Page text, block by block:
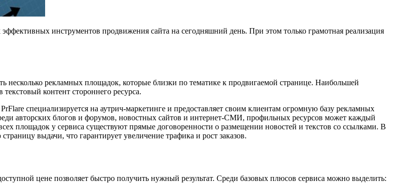
инструментов продвижения сайта на сегодняшний день. При этом только грамотная реализация
несколько рекламных площадок, которые близки по тематике к продвигаемой странице. Наибольшей
контент стороннего ресурса.
специализируется на аутрич-маркетинге и предоставляет своим клиентам огромную базу рекламных
авторских блогов и форумов, новостных сайтов и интернет-СМИ, профильных ресурсов может каждый
площадок у сервиса существуют прямые договоренности о размещении новостей и текстов со ссылками. В
выдачи, что гарантирует увеличение трафика и рост заказов.
цене позволяет быстро получить нужный результат. Среди базовых плюсов сервиса можно выделить: